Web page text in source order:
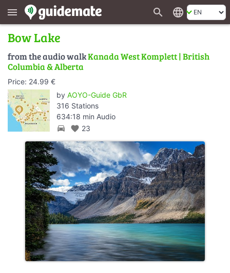
menu search language
Bow Lake
from the audio walkKanada West Komplett | British
Columbia & Alberta
Price: 24.99 €
by AOYO-Guide GbR
316 Stations
634:18 min Audio
directions_car favorite 23